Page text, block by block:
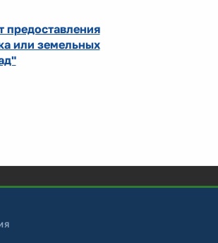
предоставления
или земельных